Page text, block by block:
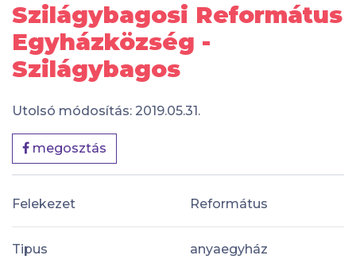
Szilágybagosi Református
Egyházközség -
Szilágybagos
Utolsó módosítás: 2019.05.31.
megosztás
Felekezet Református
Tipus anyaegyház